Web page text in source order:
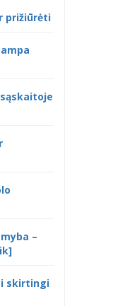
prižiūrėti
–
skirtingi